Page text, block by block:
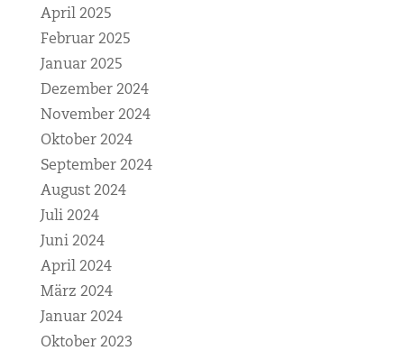
April 2025
Februar 2025
Januar 2025
Dezember 2024
November 2024
Oktober 2024
September 2024
August 2024
Juli 2024
Juni 2024
April 2024
März 2024
Januar 2024
Oktober 2023